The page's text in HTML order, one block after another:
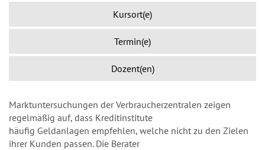
Kursort(e)
Termin(e)
Dozent(en)
Marktuntersuchungen der Verbraucherzentralen zeigen
regelmäßig auf, dass Kreditinstitute
häufig Geldanlagen empfehlen, welche nicht zu den Zielen
ihrer Kunden passen. Die Berater